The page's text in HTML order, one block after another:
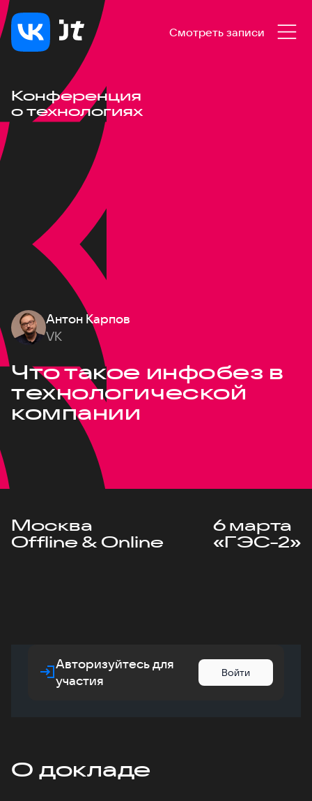
Смотреть записи
Конференция
о технологиях
Антон Карпов
VK
Что такое инфобез в
технологической
компании
Москва
Offline & Online
6 марта
«ГЭС-2»
Авторизуйтесь для
участия
Войти
О докладе